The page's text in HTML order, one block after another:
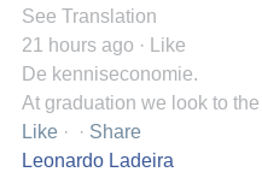
See Translation
21 hours ago · Like
De kenniseconomie.
At graduation we look to the
Like ·  · Share
Leonardo Ladeira